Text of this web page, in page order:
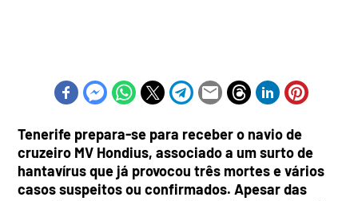
Tenerife prepara-se para receber o navio de
cruzeiro MV Hondius, associado a um surto de
hantavírus que já provocou três mortes e vários
casos suspeitos ou confirmados. Apesar das